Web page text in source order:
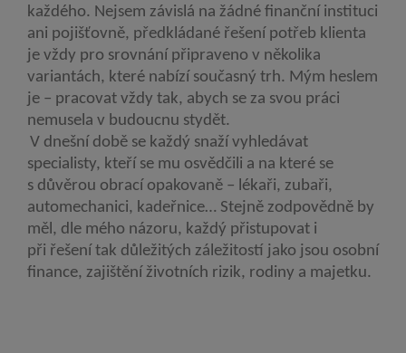
každého. Nejsem závislá na žádné finanční instituci
ani pojišťovně, předkládané řešení potřeb klienta
je vždy pro srovnání připraveno v několika
variantách, které nabízí současný trh. Mým heslem
je – pracovat vždy tak, abych se za svou práci
nemusela v budoucnu stydět.
V dnešní době se každý snaží vyhledávat
specialisty, kteří se mu osvědčili a na které se
s důvěrou obrací opakovaně – lékaři, zubaři,
automechanici, kadeřnice… Stejně zodpovědně by
měl, dle mého názoru, každý přistupovat i
při řešení tak důležitých záležitostí jako jsou osobní
finance, zajištění životních rizik, rodiny a majetku.